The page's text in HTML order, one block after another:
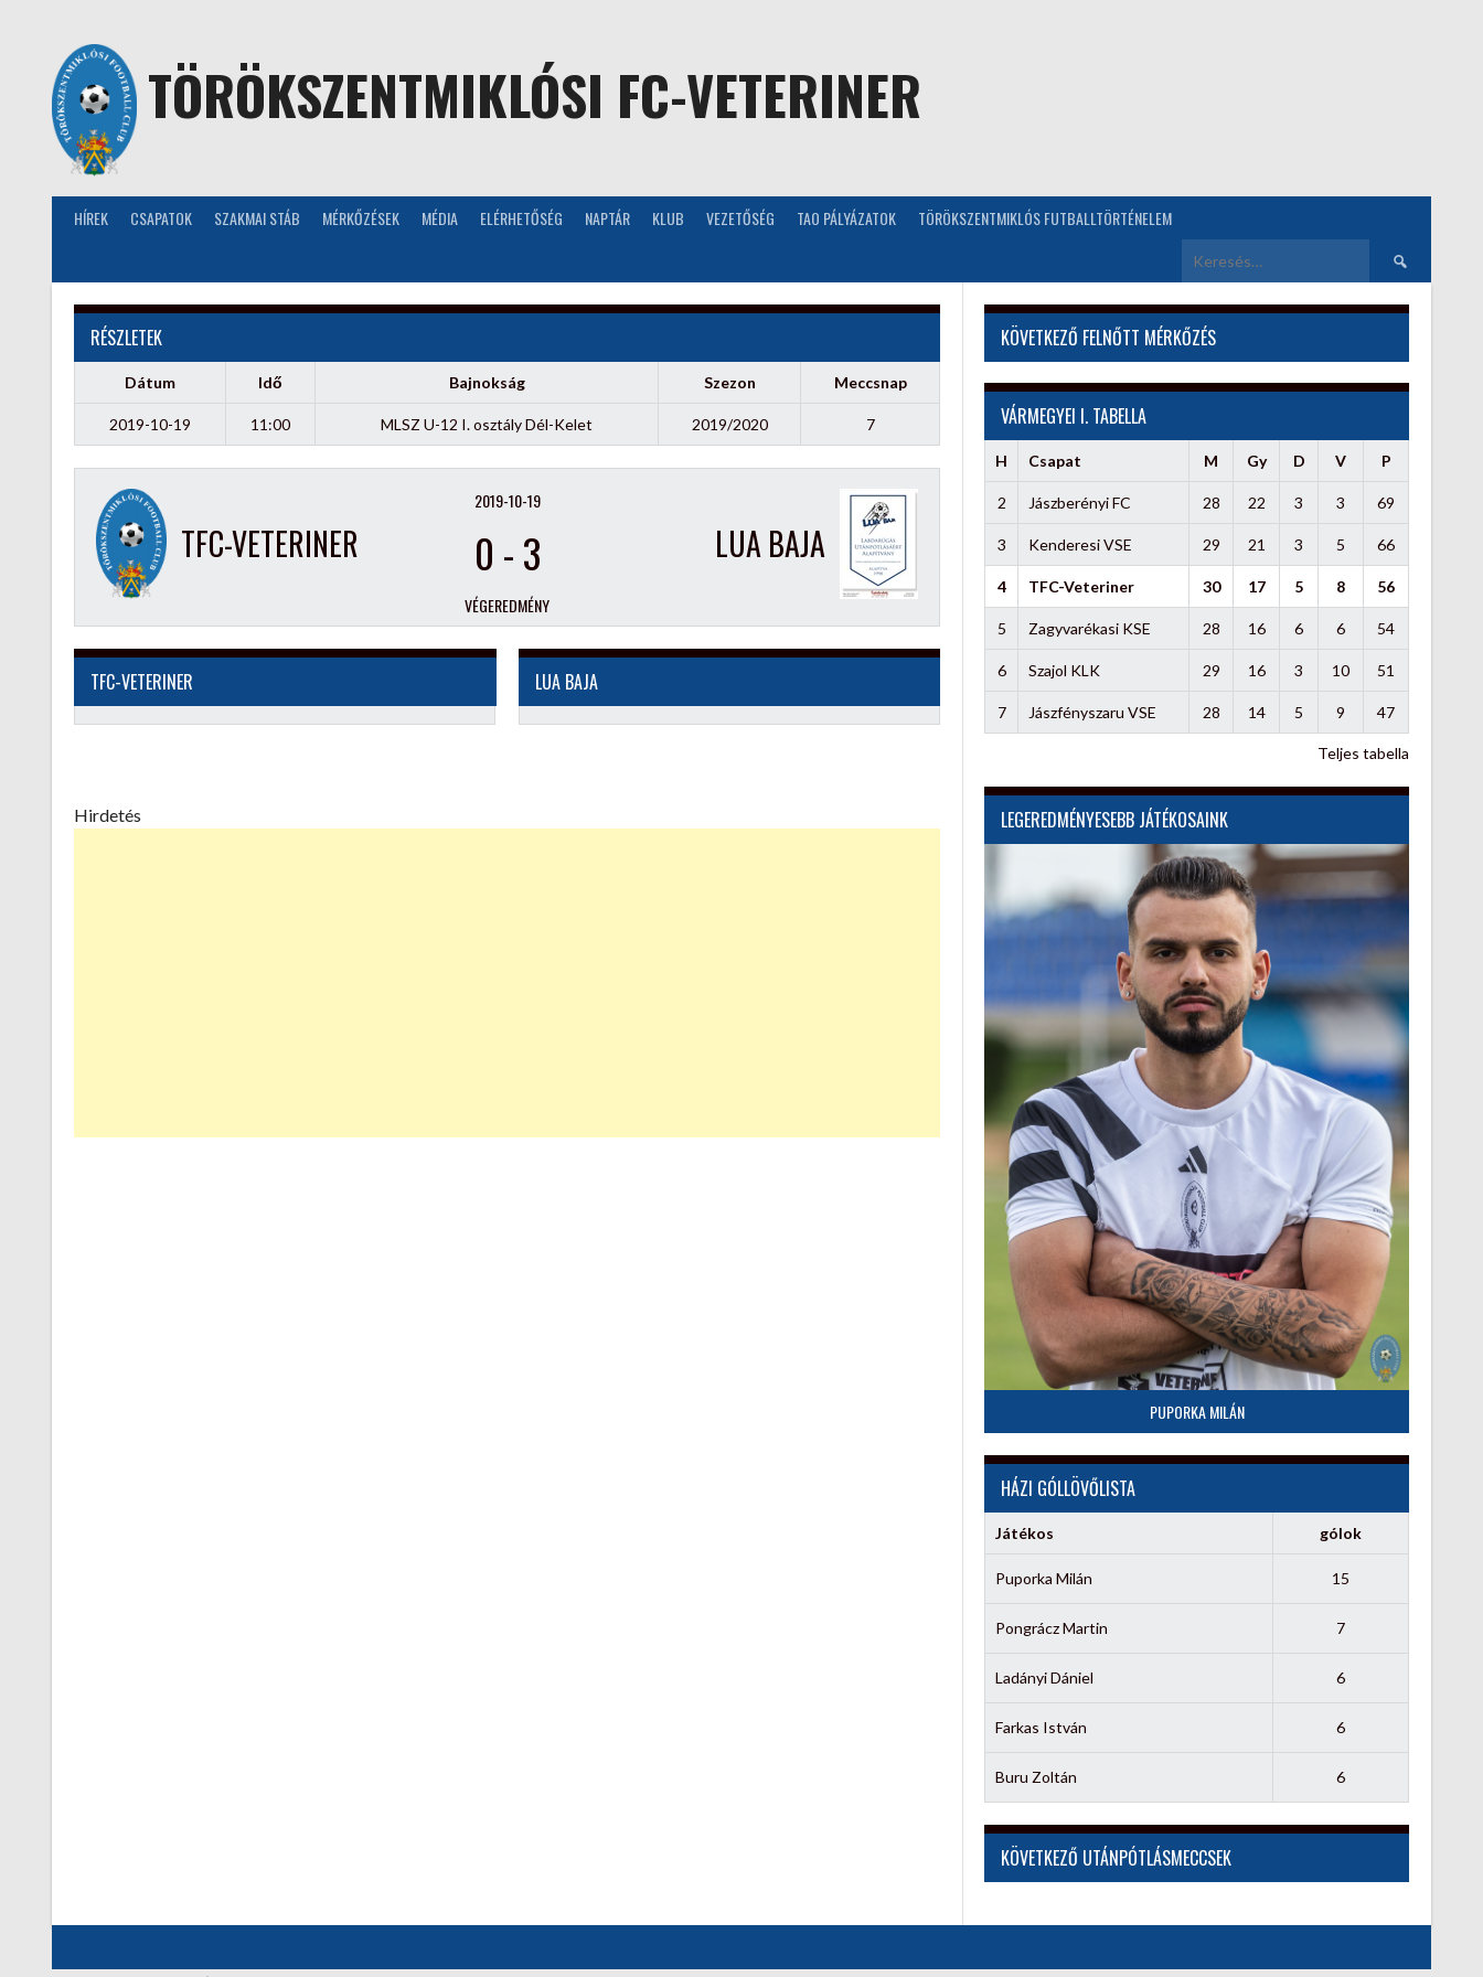
TÖRÖKSZENTMIKLÓSI FC-VETERINER
HÍREK CSAPATOK SZAKMAI STÁB MÉRKŐZÉSEK MÉDIA ELÉRHETŐSÉG NAPTÁR KLUB VEZETŐSÉG TAO PÁLYÁZATOK TÖRÖKSZENTMIKLÓS FUTBALLTÖRTÉNELEM
Keresés:
RÉSZLETEK
Dátum Idő Bajnokság Szezon Meccsnap
2019-10-19 11:00 MLSZ U-12 I. osztály Dél-Kelet 2019/2020 7
TFC-VETERINER LUA BAJA
2019-10-19
0 -3
VÉGEREDMÉNY
TFC-VETERINER LUA BAJA
Hirdetés
KÖVETKEZŐ FELNŐTT MÉRKŐZÉS
VÁRMEGYEI I. TABELLA
H Csapat M Gy D V P
2 Jászberényi FC 28 22 3 3 69
3 Kenderesi VSE 29 21 3 5 66
4 TFC-Veteriner 30 17 5 8 56
5 Zagyvarékasi KSE 28 16 6 6 54
6 Szajol KLK 29 16 3 10 51
7 Jászfényszaru VSE 28 14 5 9 47
Teljes tabella
LEGEREDMÉNYESEBB JÁTÉKOSAINK
PUPORKA MILÁN
HÁZI GÓLLÖVŐLISTA
Játékos gólok
Puporka Milán 15
Pongrácz Martin 7
Ladányi Dániel 6
Farkas István 6
Buru Zoltán 6
KÖVETKEZŐ UTÁNPÓTLÁSMECCSEK